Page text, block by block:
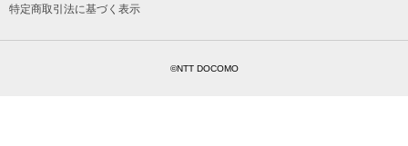
特定商取引法に基づく表示
©NTT DOCOMO